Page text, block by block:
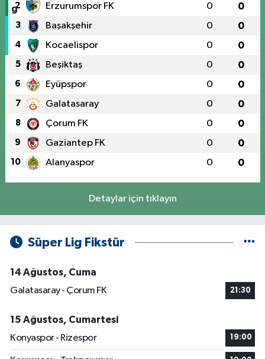
2 Erzurumspor FK 0 0
3 Başakşehir 0 0
4 Kocaelispor 0 0
5 Beşiktaş 0 0
6 Eyüpspor 0 0
7 Galatasaray 0 0
8 Çorum FK 0 0
9 Gaziantep FK 0 0
10 Alanyaspor 0 0
Detaylar için tıklayın
Süper Lig Fikstür
14 Ağustos, Cuma
Galatasaray - Çorum FK
21:30
15 Ağustos, Cumartesi
Konyaspor - Rizespor
19:00